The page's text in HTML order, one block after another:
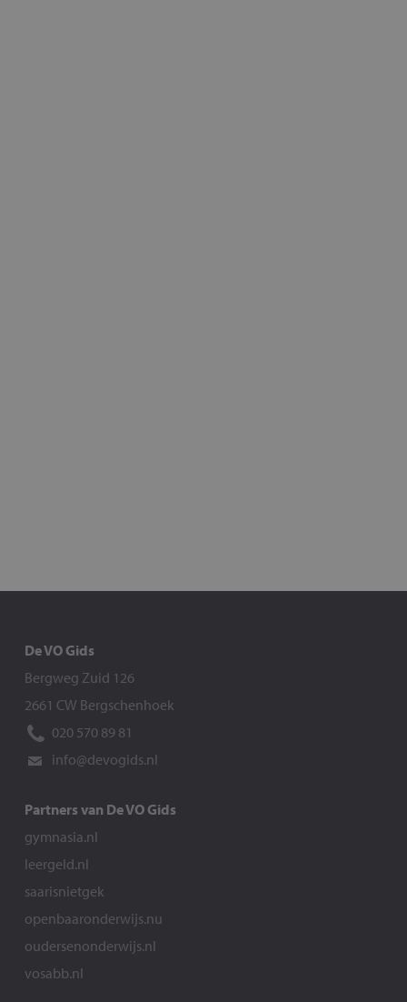
De VO Gids
Bergweg Zuid 126
2661 CW Bergschenhoek
020 570 89 81
info@devogids.nl
Partners van De VO Gids
gymnasia.nl
leergeld.nl
saarisnietgek
openbaaronderwijs.nu
oudersenonderwijs.nl
vosabb.nl